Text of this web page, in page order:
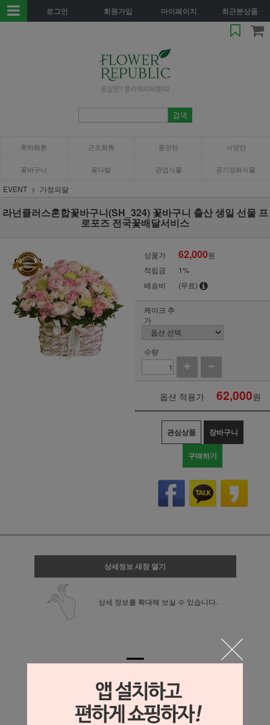
로그인 회원가입 마이페이지 최근본상품
축하화환 근조화환 동양란 서양란
꽃바구니 꽃다발 관엽식물 공기정화식물
EVENT 가정의달
라넌큘러스혼합꽃바구니(SH_324) 꽃바구니 출산 생일 선물 프
로포즈 전국꽃배달서비스
상품가 62,000원
적립금
1%
배송비
(무료)
케이크 추
가
수량
옵션 적용가 62,000원
관심상품 장바구니
구매하기
상세정보 새창 열기
상세 정보를 확대해 보실 수 있습니다.